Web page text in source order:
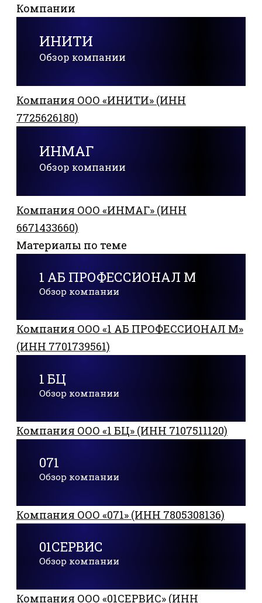
Компании
ИНИТИ
Обзор компании
Компания ООО «ИНИТИ» (ИНН
7725626180)
ИНМАГ
Обзор компании
Компания ООО «ИНМАГ» (ИНН
6671433660)
Материалы по теме
1 АБ ПРОФЕССИОНАЛ М
Обзор компании
Компания ООО «1 АБ ПРОФЕССИОНАЛ М»
(ИНН 7701739561)
1 БЦ
Обзор компании
Компания ООО «1 БЦ» (ИНН 7107511120)
071
Обзор компании
Компания ООО «071» (ИНН 7805308136)
01СЕРВИС
Обзор компании
Компания ООО «01СЕРВИС» (ИНН